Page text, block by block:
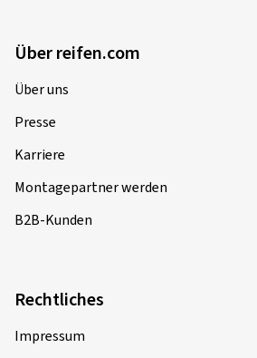
Über reifen.com
Über uns
Presse
Karriere
Montagepartner werden
B2B-Kunden
Rechtliches
Impressum